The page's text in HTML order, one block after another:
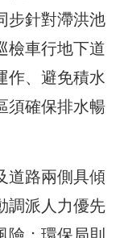
步針對滯洪池
檢車行地下道
作、避免積水
須確保排水暢
道路兩側具傾
調派人力優先